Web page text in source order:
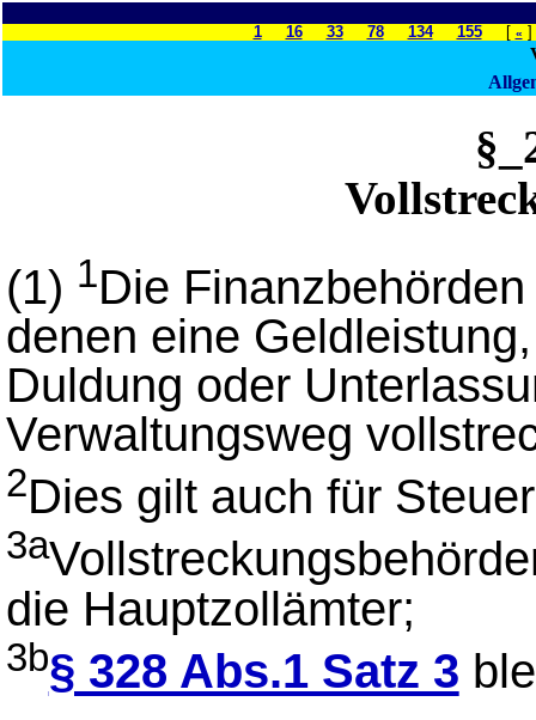
1 16 33 78 134 155[ «
(1) 1Die
denen eine
Duldung oder
Verwaltungsweg
2Dies gilt auch für
3a
die Hauptzollämter;
3b§ 328 Abs.1 Satz 3